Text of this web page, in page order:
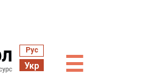
Рус
Укр ☰